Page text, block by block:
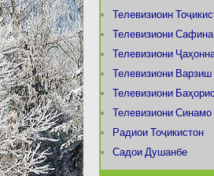
Телевизиоин
Телевизиони Сафина
Телевизиони
Телевизиони Варзиш
Телевизиони
Телевизиони Синамо
Радиои Тоҷикистон
Садои Душанбе